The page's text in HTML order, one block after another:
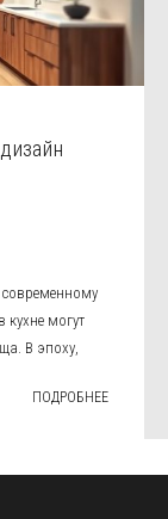
современному
могут
В эпоху,
ПОДРОБНЕЕ